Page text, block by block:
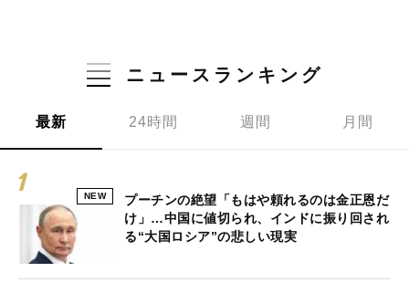
ニュースランキング
最新 24時間 週間 月間
NEW
プーチンの絶望「もはや頼れるのは金正恩だ
け」…中国に値切られ、インドに振り回され
る“大国ロシア”の悲しい現実